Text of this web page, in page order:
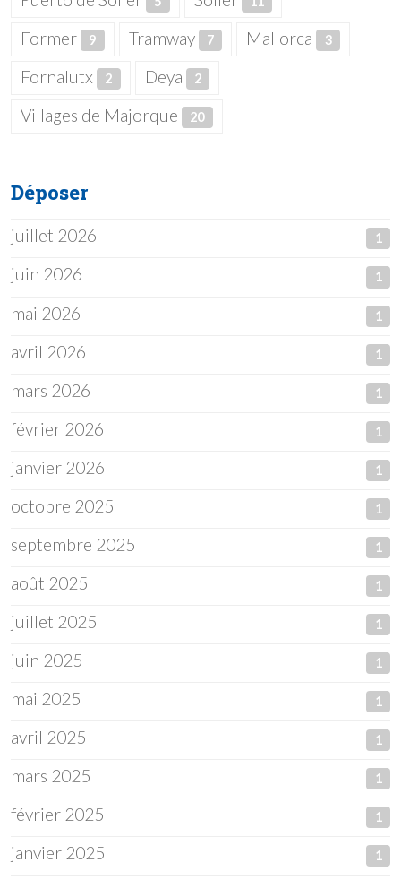
Former 9 Tramway 7 Mallorca 3
Fornalutx 2 Deya 2
Villages de Majorque 20
Déposer
juillet 2026 1
juin 2026 1
mai 2026 1
avril 2026 1
mars 2026 1
février 2026 1
janvier 2026 1
octobre 2025 1
septembre 2025 1
août 2025 1
juillet 2025 1
juin 2025 1
mai 2025 1
avril 2025 1
mars 2025 1
février 2025 1
janvier 2025 1